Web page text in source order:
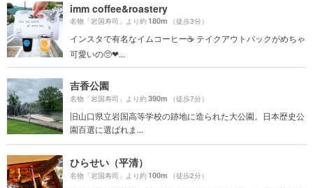
imm coffee&roastery
名物「岩国寿司」より約180m （徒歩3分）
インスタで有名なイムコーヒー☕️ テイクアウトバックがめちゃ
可愛いの🥺❤...
吉香公園
名物「岩国寿司」より約390m （徒歩7分）
旧山口県立岩国高等学校の跡地に造られた大公園。日本歴史公
園百選に選ばれま...
ひらせい（平清）
名物「岩国寿司」より約100m （徒歩2分）